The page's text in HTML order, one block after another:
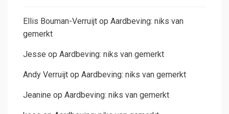
Ellis Bouman-Verruijt op Aardbeving: niks van
gemerkt
Jesse op Aardbeving: niks van gemerkt
Andy Verruijt op Aardbeving: niks van gemerkt
Jeanine op Aardbeving: niks van gemerkt